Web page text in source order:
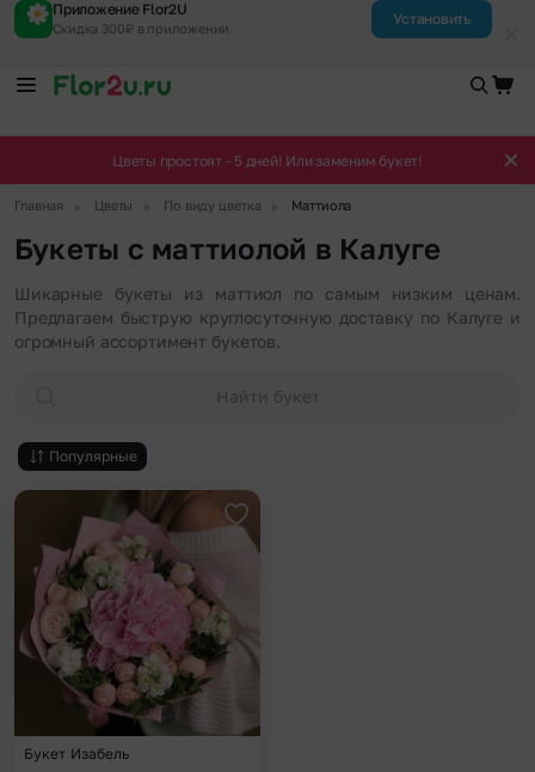
Приложение Flor2U
Скидка 300₽ в приложении
Установить
Цветы простоят - 5 дней! Или заменим букет!
Главная Цветы По виду цветка Маттиола
Букеты с маттиолой в Калуге
Шикарные букеты из маттиол по самым низким ценам.
Предлагаем быструю круглосуточную доставку по Калуге и
огромный ассортимент букетов.
Найти букет
Популярные
Добавить в избранное
Букет Изабель